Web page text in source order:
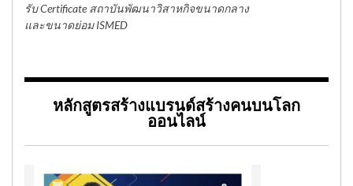
รับ Certificate สถาบันพัฒนาวิสาหกิจขนาดกลาง
และขนาดย่อม ISMED
หลักสูตรสร้างแบรนด์สร้างคนบนโลก
ออนไลน์